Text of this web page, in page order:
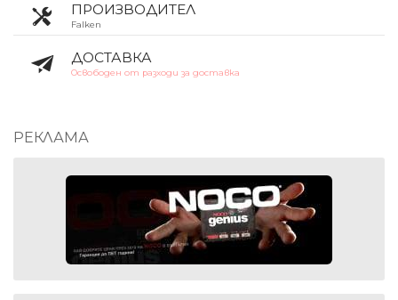
ПРОИЗВОДИТЕЛ
Falken
ДОСТАВКА
Освободен от разходи за доставка
РЕКЛАМА